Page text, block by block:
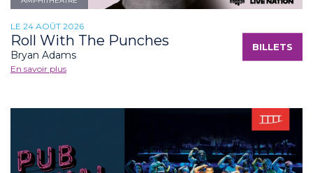
LE 24 AOÛT 2026
Roll With The Punches
Bryan Adams
En savoir plus
BILLETS